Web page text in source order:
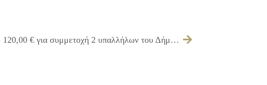
Έγκριση πίστωσης ποσού 120,00 € για συμμετοχή 2 υπαλλήλων του Δήμου σε Επιστημονικό Θεματικό Συνέδριο με θέμα: ΚΟΙΝΩΝΙΚΟ ΚΡΑΤΟΣ, ΚΟΙΝΩΝΙΚΗ ΕΡΓΑΣΙΑ ΣΤΟ ΠΕΡΙΦΕΡΕΙΑΚΟ ΚΑΙ ΤΟΠΙΚΟ ΔΙΚΤΥΟ ΥΠΗΡΕΣΙΩΝ ΚΟΙΝΩΝΙΚΗΣ ΦΡΟΝΤΙΔΑΣ»